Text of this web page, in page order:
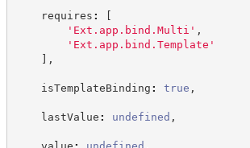
requires :
[
' Ext.app.bind.Multi ' ,
' Ext.app.bind.Template '
] ,
isTemplateBinding : true ,
lastValue : undefined ,
value : undefined ,